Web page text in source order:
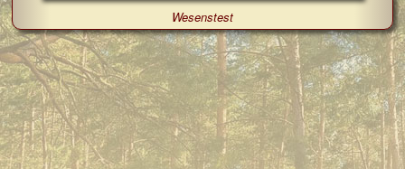
Wesenstest